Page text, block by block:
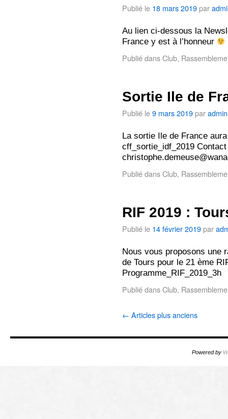
Publié le 18 mars 2019par
Au lien ci-dessous la
France y est à l’honneur
Publié dansClub,
Sortie Ile de
Publié le9 mars 2019paradmin
La sortie Ile de France
cff_sortie_idf_2019
Publié dansClub,
RIF 2019 :
Publié le 14 février 2019par
Nous vous proposons une
de Tours pour le 21 ème
Programme_RIF_2019_3h
Publié dansClub,
← Articles plus anciens
Powered by